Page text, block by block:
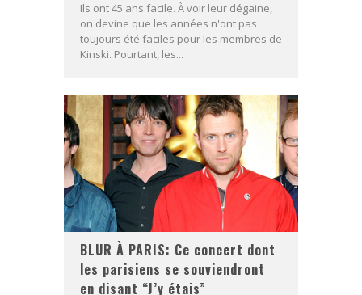
Ils ont 45 ans facile. À voir leur dégaine,
on devine que les années n'ont pas
toujours été faciles pour les membres de
Kinski. Pourtant, les...
BLUR À PARIS: Ce concert dont
les parisiens se souviendront
en disant “J’y étais”